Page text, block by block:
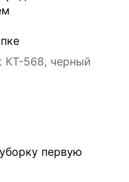
568, черный
первую